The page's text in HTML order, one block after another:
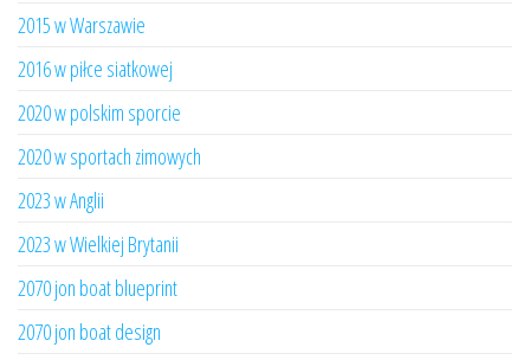
2015 w Warszawie
2016 w piłce siatkowej
2020 w polskim sporcie
2020 w sportach zimowych
2023 w Anglii
2023 w Wielkiej Brytanii
2070 jon boat blueprint
2070 jon boat design